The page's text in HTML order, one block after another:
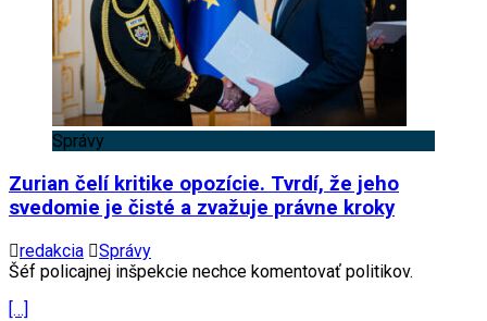
Správy
Zurian čelí kritike opozície. Tvrdí, že jeho
svedomie je čisté a zvažuje právne kroky
redakcia
Správy
Šéf policajnej inšpekcie nechce komentovať politikov.
[…]